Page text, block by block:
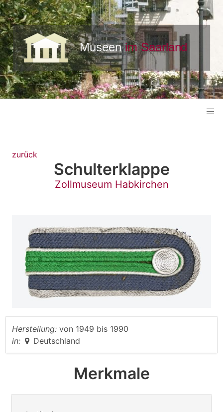
zurück
Schulterklappe
Zollmuseum Habkirchen
Herstellung: von 1949 bis 1990
in:
Deutschland
Merkmale